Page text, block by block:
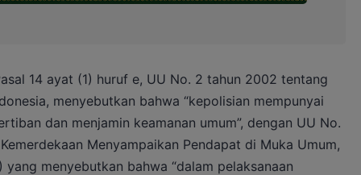
14 ayat (1) huruf e, UU No. 2 tahun 2002 tentang
menyebutkan bahwa “kepolisian mempunyai
dan menjamin keamanan umum”, dengan UU No.
Menyampaikan Pendapat di Muka Umum,
yang menyebutkan bahwa “dalam pelaksanaan